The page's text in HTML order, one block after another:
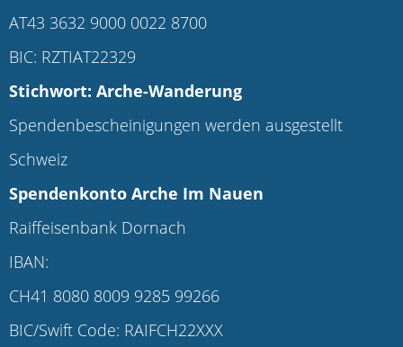
AT43 3632 9000 0022 8700
BIC: RZTIAT22329
Stichwort: Arche-Wanderung
Spendenbescheinigungen werden ausgestellt
Schweiz
Spendenkonto Arche Im Nauen
Raiffeisenbank Dornach
IBAN:
CH41 8080 8009 9285 99266
BIC/Swift Code: RAIFCH22XXX